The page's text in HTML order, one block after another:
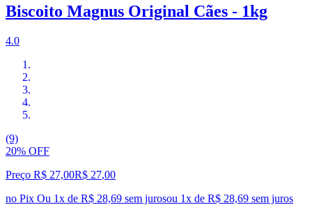
Biscoito Magnus Original Cães - 1kg
4.0
(9)
20% OFF
Preço R$ 27,00R$ 27,00
no Pix Ou 1x de R$ 28,69 sem jurosou 1x de R$ 28,69 sem juros